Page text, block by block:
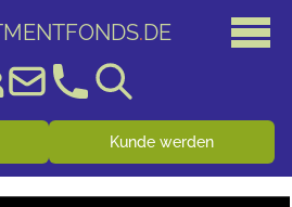
.DE
Kunde werden